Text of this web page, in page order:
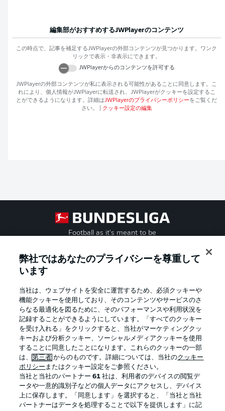
編集部がおすすめするJWPlayerのコンテンツ
この時点で、記事を補足するJWPlayerの外部コンテンツが見つかります。ワンク
リックで表示・非表示にできます。
JWPlayerからのコンテンツを許可する
JWPlayerの外部コンテンツが私に表示される可能性があることに同意します。こ
れにより、個人情報がJWPlayerに転送され、 JWPlayerがクッキーを設定するこ
とができるようになります。詳細はJWPlayerのプライバシーポリシーをご覧くだ
さい。
クッキー設定の編集
Football as it's meant to be
Official Partners
弊社ではあなたのプライバシーを尊重して
います
当社は、ウェブサイトを安全に運営するため、必須クッキーや
機能クッキーを使用しており、そのコンテンツやサービスのさ
らなる最適化を図るために、そのパフォーマンスや利用状況を
記録することができるようにしています。「すべてのクッキー
を受け入れる」をクリックすると、当社がマーケティングクッ
キーおよび分析クッキー、ソーシャルメディアクッキーを使用
することに同意したことになります。これらのクッキーの一部
は、第三者 からのものです。詳細については、当社のクッキー
ポリシー またはクッキー設定をご参照ください。
当社と当社のパートナー61 社は、利用者のデバイスの閲覧デ
ータや一意的識別子などの個人データにアクセスし、デバイス
上に保存します。「同意します」を選択すると、「当社と当社
パートナーはデータを処理することで以下を提供します」に記